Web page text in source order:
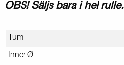
OBS! Säljs bara i hel rulle.
Tum
Inner Ø